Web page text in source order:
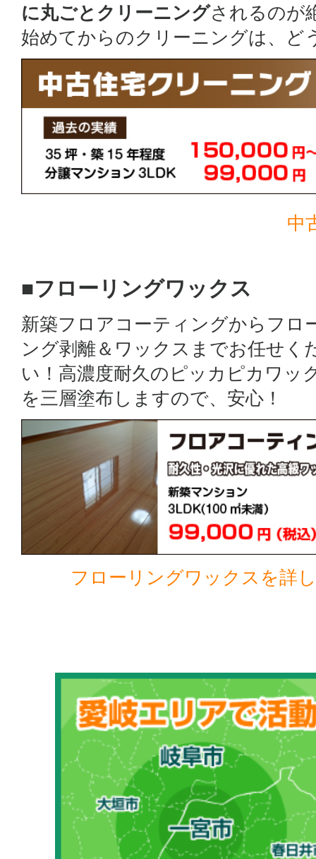
に丸ごとクリーニングされるのが
始めてからのクリーニングは、ど
中
■フローリングワックス
新築フロアコーティングからフロ
ング剥離＆ワックスまでお任せく
い！高濃度耐久のピッカピカワッ
を三層塗布しますので、安心！
フローリングワックスを詳